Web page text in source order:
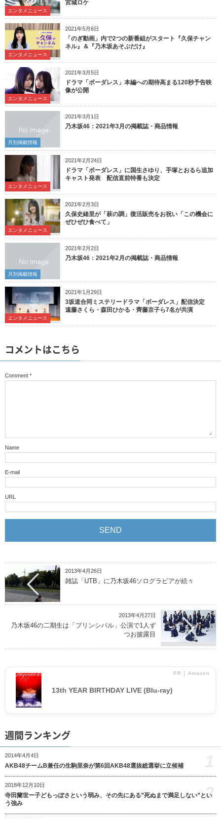
エンタメニュース
宮城ロケ
2021年5月6日
エンタメニュース
「のぎ動画」内で2つの新番組がスタート『久保チャン
ネル』＆『乃木坂あそぶだけ』
2021年3月5日
エンタメニュース
ドラマ「ボーダレス」本編への期待高まる120秒予告映
像が公開
2021年3月1日
月別掲載情報
乃木坂46：2021年3月の掲載誌・商品情報
2021年2月24日
エンタメニュース
ドラマ「ボーダレス」に国生さゆり、手塚とおるら追加
キャスト発表 配信直前特番も決定
2021年2月3日
エンタメニュース
久保史緒里が「萩の調」復活販売をお祝い「この機会に
ぜひぜひ食べて」
2021年2月2日
月別掲載情報
乃木坂46：2021年2月の掲載誌・商品情報
2021年1月29日
エンタメニュース
3坂道合同ミステリードラマ「ボーダレス」配信決定
遠藤さくら・森田ひかる・齊藤京子ら7名が共演
コメントはこちら
Comment *
Name
E-mail
URL
2013年4月26日
雑誌「UTB」に乃木坂46ソログラビアが続々
2013年4月27日
乃木坂46の二期生は「プリンシパル」公演で1人ず
つお披露目
PR │ Amazon
13th YEAR BIRTHDAY LIVE (Blu-ray)
週間ランキング
2014年4月4日
AKB48チームB兼任の生駒里奈が第6回AKB48選抜総選挙に立候補
2018年12月10日
寺田蘭世ー子どもっぽさという弱み、その先にある”死ぬまで満足しない”とい
う強み
2